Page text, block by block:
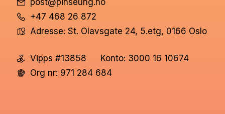
post@pinseung.no
+47 468 26 872
Adresse: St. Olavsgate 24, 5.etg, 0166 Oslo
Vipps #13858
Konto: 3000 16 10674
Org nr: 971 284 684